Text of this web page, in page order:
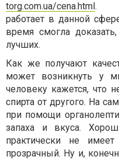
torg.com.ua/cena.html.
работает в данной
время смогла
лучших.
Как же получают
может возникнуть у
человеку кажется, что
спирта от другого. На
при помощи
запаха и вкуса.
практически не
прозрачный. Ну и,